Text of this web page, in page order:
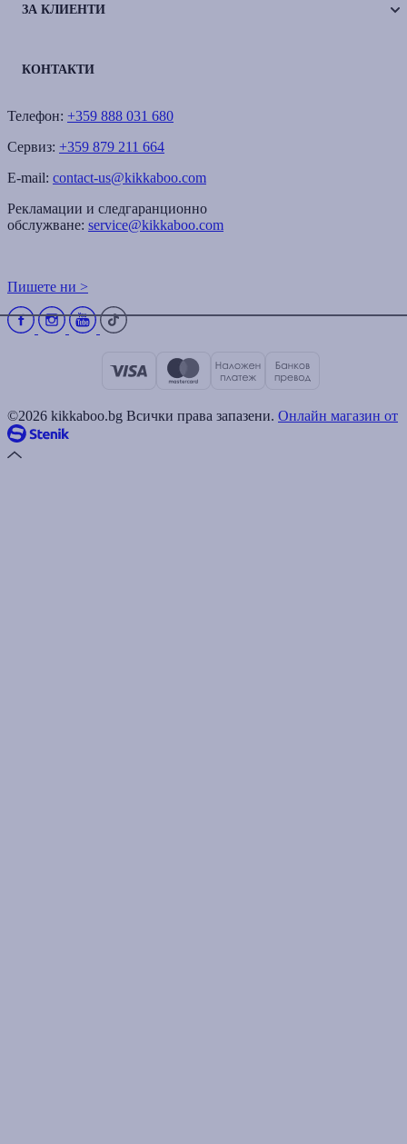
ЗА КЛИЕНТИ
КОНТАКТИ
Телефон: +359 888 031 680
Сервиз: +359 879 211 664
E-mail: contact-us@kikkaboo.com
Рекламации и следгаранционно
обслужване: service@kikkaboo.com
Пишете ни >
©2026 kikkaboo.bg Всички права запазени. Онлайн магазин от